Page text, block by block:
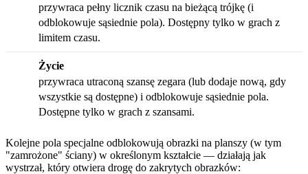
przywraca pełny licznik czasu na bieżącą trójkę (i
odblokowuje sąsiednie pola). Dostępny tylko w grach z
limitem czasu.
Życie
przywraca utraconą szansę zegara (lub dodaje nową, gdy
wszystkie są dostępne) i odblokowuje sąsiednie pola.
Dostępne tylko w grach z szansami.
Kolejne pola specjalne odblokowują obrazki na planszy (w tym
"zamrożone" ściany) w określonym kształcie — działają jak
wystrzał, który otwiera drogę do zakrytych obrazków: